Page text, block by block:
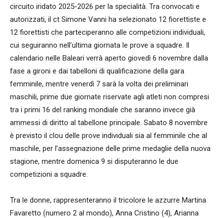
circuito iridato 2025-2026 per la specialità. Tra convocati e
autorizzati, il ct Simone Vanni ha selezionato 12 fiorettiste e
12 fiorettisti che parteciperanno alle competizioni individuali,
cui seguiranno nell’ultima giornata le prove a squadre. Il
calendario nelle Baleari verrà aperto giovedì 6 novembre dalla
fase a gironi e dai tabelloni di qualificazione della gara
femminile, mentre venerdì 7 sarà la volta dei preliminari
maschili, prime due giornate riservate agli atleti non compresi
tra i primi 16 del ranking mondiale che saranno invece già
ammessi di diritto al tabellone principale. Sabato 8 novembre
è previsto il clou delle prove individuali sia al femminile che al
maschile, per l’assegnazione delle prime medaglie della nuova
stagione, mentre domenica 9 si disputeranno le due
competizioni a squadre.
Tra le donne, rappresenteranno il tricolore le azzurre Martina
Favaretto (numero 2 al mondo), Anna Cristino (4), Arianna